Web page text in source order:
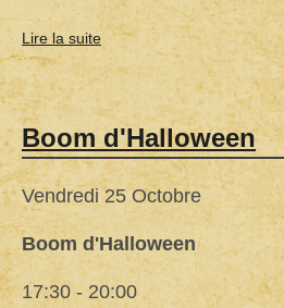
Lire la suite de
création
d'une
bande
dessinée
Boom d'Halloween
Vendredi 25 Octobre
Boom d'Halloween
17:30 - 20:00